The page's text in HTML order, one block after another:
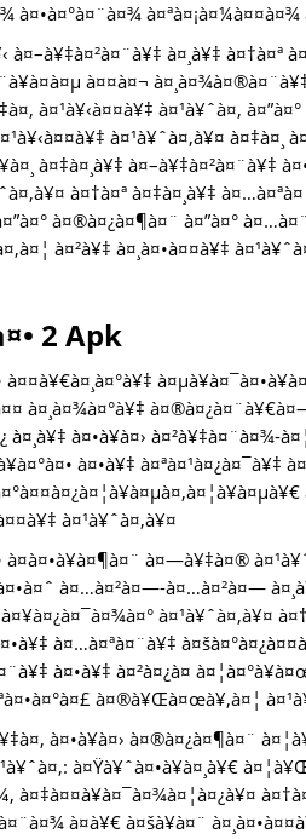
à¤•à¤°à¤¨à¤¾ à¤ªà¤¡à¤¼à¤¤à¤¾
à¤¸à¥‡ à¤†à¤ª
à¤¤à¤¬
à¤¹à¥‹à¤¤à¥‡ à¤¹à¥ˆà¤‚
à¤¹à¥ˆà¤‚à¥¤
à¤‡à¤¸à¥‡ à¤–à¥‡à¤²à¤¨à¥‡
à¤†à¤ª à¤‡à¤¸à¥‡
à¤®à¤¿à¤¶à¤¨ à¤”à¤°
à¤²à¥‡ à¤¸à¤•à¤¤à¥‡
2 Apk
à¤¤à¥€à¤¸à¤°à¥‡
à¤¸à¤¾à¤°à¥‡
à¤¸à¥‡ à¤•à¥à¤›
à¤•à¥‡ à¤ªà¤¹à¤¿à¤¯à¥‡
à¤¹à¥ˆà¤‚à¥¤
à¤à¤•à¥à¤¶à¤¨ à¤—à¥‡à¤®
à¤…à¤²à¤—-à¤…à¤²à¤—
à¤¹à¥ˆà¤‚à¥¤
à¤…à¤ªà¤¨à¥‡
à¤•à¥‡ à¤²à¤¿à¤
à¤®à¥Œà¤œà¥‚à¤¦
à¤•à¥à¤› à¤®à¤¿à¤¶à¤¨
à¤Ÿà¥ˆà¤•à¥à¤¸à¥€
à¤­à¥€ à¤šà¥à¤¨